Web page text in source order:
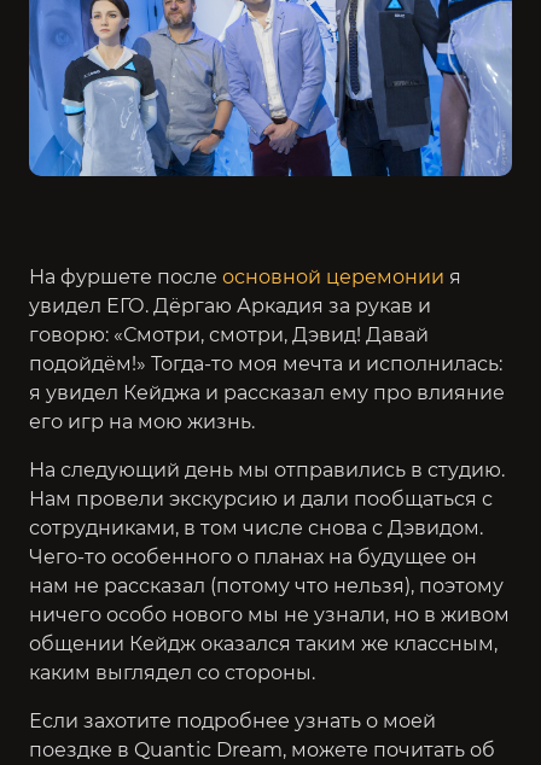
На фуршете после основной церемонии я
увидел ЕГО. Дёргаю Аркадия за рукав и
говорю: «Смотри, смотри, Дэвид! Давай
подойдём!» Тогда-то моя мечта и исполнилась:
я увидел Кейджа и рассказал ему про влияние
его игр на мою жизнь.
На следующий день мы отправились в студию.
Нам провели экскурсию и дали пообщаться с
сотрудниками, в том числе снова с Дэвидом.
Чего-то особенного о планах на будущее он
нам не рассказал (потому что нельзя), поэтому
ничего особо нового мы не узнали, но в живом
общении Кейдж оказался таким же классным,
каким выглядел со стороны.
Если захотите подробнее узнать о моей
поездке в Quantic Dream, можете почитать об